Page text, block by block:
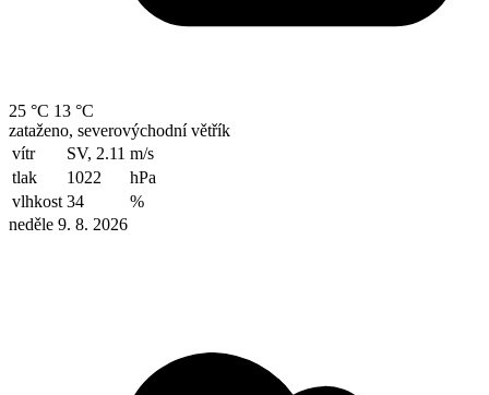
25 °C 13 °C
zataženo, severovýchodní větřík
vítr
SV, 2.11 m/s
tlak
1022
hPa
vlhkost 34
%
neděle 9. 8. 2026